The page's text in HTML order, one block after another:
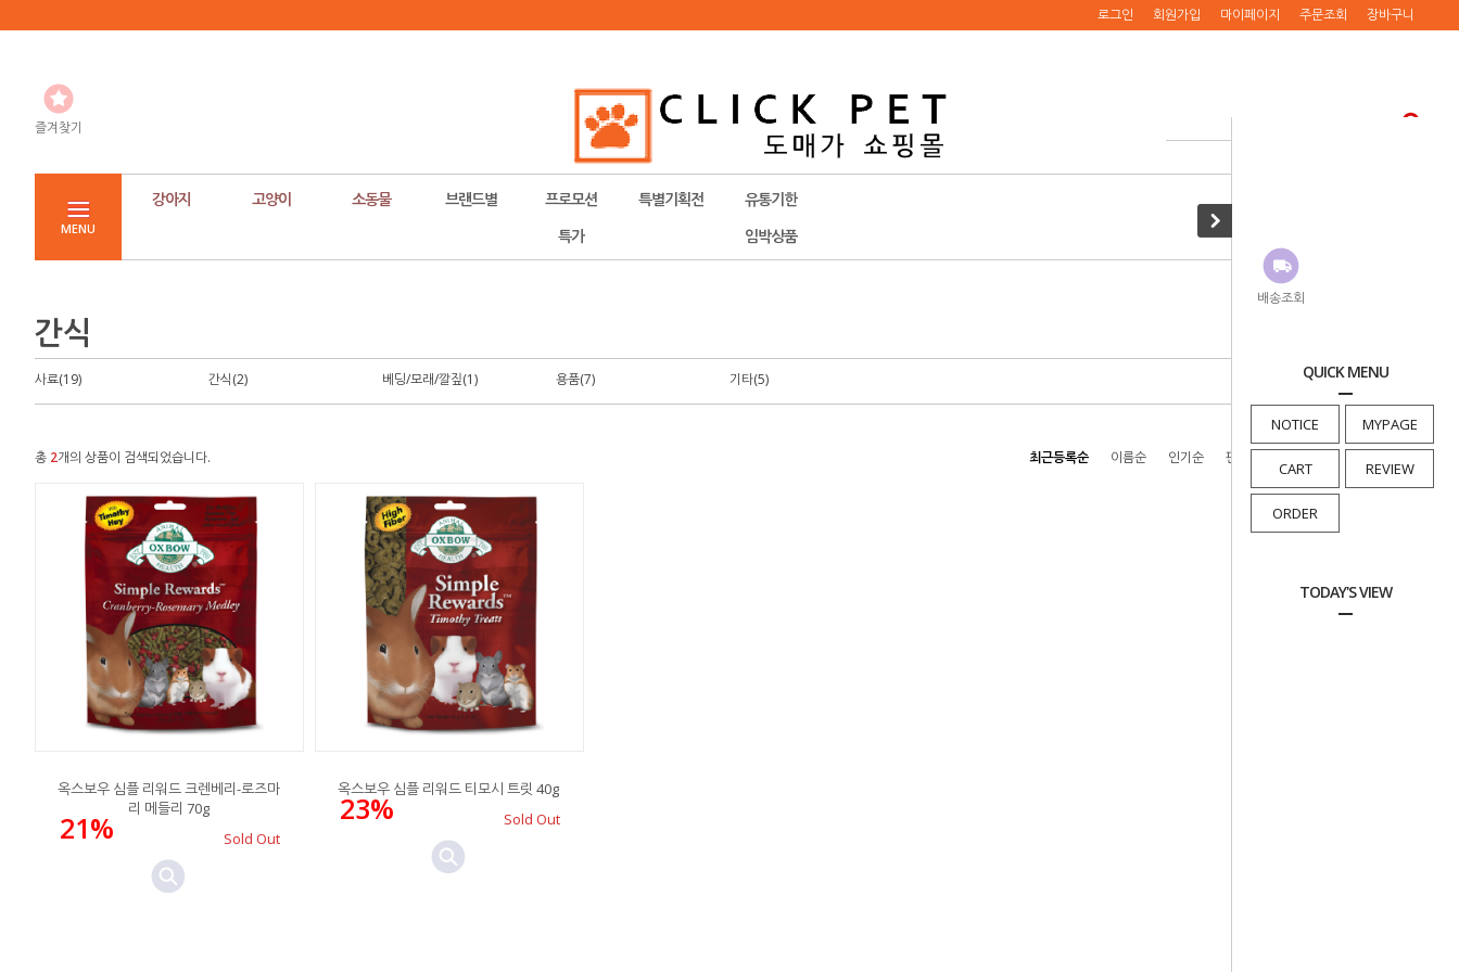
배송조회
QUICK MENU
NOTICE MYPAGE
CART REVIEW
ORDER
TODAY'S VIEW
로그인 회원가입 마이페이지 주문조회 장바구니
즐겨찾기
MENU
강아지 고양이 소동물 브랜드별
프로모션
특가
특별기획전
유통기한
임박상품
· HOME
간식
사료(19) 간식(2) 베딩/모래/깔짚(1) 용품(7) 기타(5)
총 2개의 상품이 검색되었습니다. 최근등록순 이름순 인기순 판매순
옥스보우 심플 리워드 크렌베리-로즈마
리 메들리 70g
Sold Out
21%
옥스보우 심플 리워드 티모시 트릿 40g
Sold Out
23%